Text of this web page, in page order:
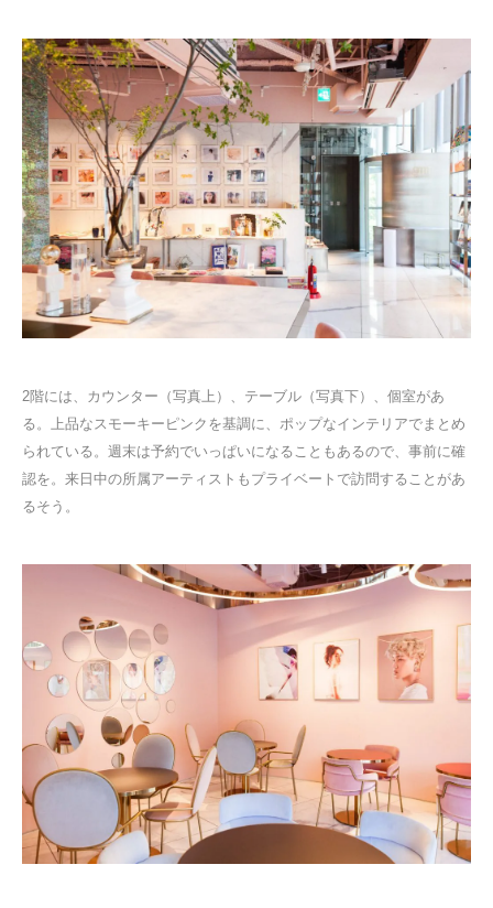
2階には、カウンター（写真上）、テーブル（写真下）、個室があ
る。上品なスモーキーピンクを基調に、ポップなインテリアでまとめ
られている。週末は予約でいっぱいになることもあるので、事前に確
認を。来日中の所属アーティストもプライベートで訪問することがあ
るそう。